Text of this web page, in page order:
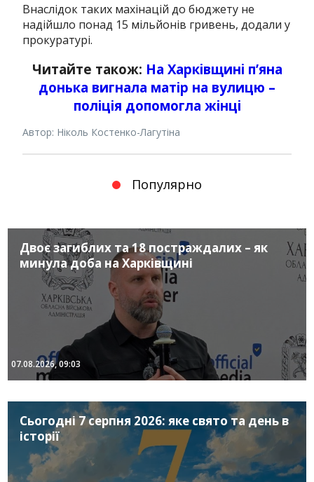
Внаслідок таких махінацій до бюджету не
надійшло понад 15 мільйонів гривень, додали у
прокуратурі.
Читайте також: На Харківщині п’яна
донька вигнала матір на вулицю –
поліція допомогла жінці
Автор: Ніколь Костенко-Лагутіна
Популярно
Двоє загиблих та 18 постраждалих – як
минула доба на Харківщині
07.08.2026, 09:03
Сьогодні 7 серпня 2026: яке свято та день в
історії